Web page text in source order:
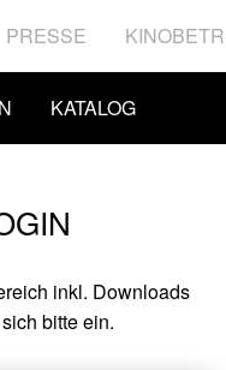
PRESSE
KATALOG
inkl. Downloads
bitte ein.